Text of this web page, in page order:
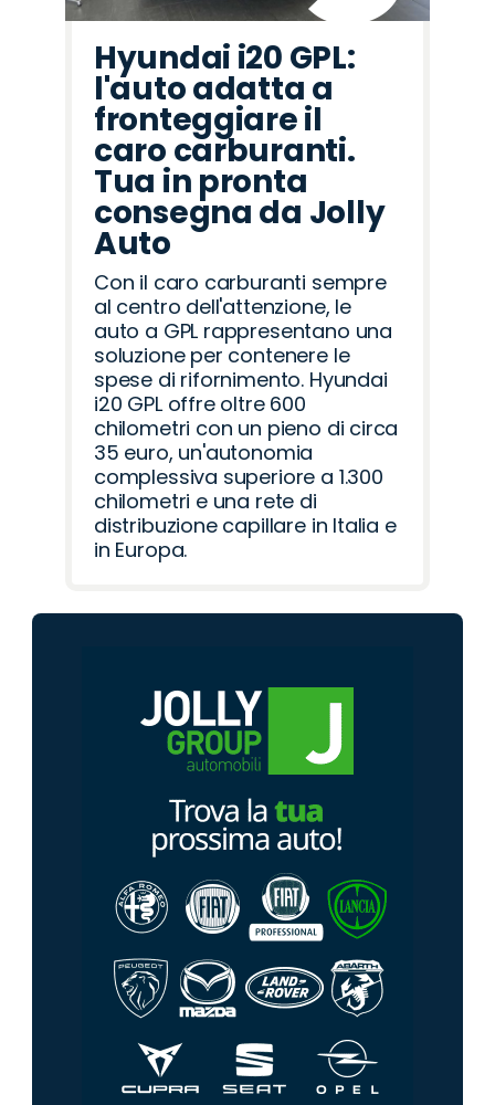
Hyundai i20 GPL:
l'auto adatta a
fronteggiare il
caro carburanti.
Tua in pronta
consegna da Jolly
Auto
Con il caro carburanti sempre
al centro dell'attenzione, le
auto a GPL rappresentano una
soluzione per contenere le
spese di rifornimento. Hyundai
i20 GPL offre oltre 600
chilometri con un pieno di circa
35 euro, un'autonomia
complessiva superiore a 1.300
chilometri e una rete di
distribuzione capillare in Italia e
in Europa.